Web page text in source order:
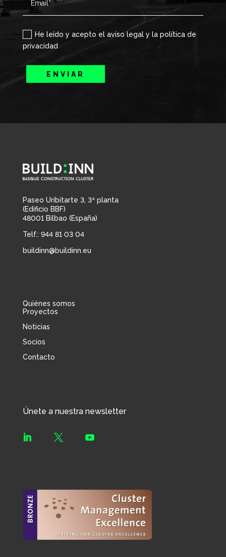
He leído y acepto el aviso legal y la política de
privacidad
ENVIAR
Paseo Uribitarte 3, 3ª planta
(Edificio BBF)
48001 Bilbao (España)
Telf.: 944 81 03 04
buildinn@buildinn.eu
Quiénes somos
Proyectos
Noticias
Socios
Contacto
Únete a nuestra newsletter
  